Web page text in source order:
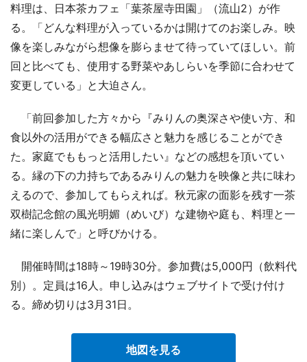
料理は、日本茶カフェ「葉茶屋寺田園」（流山2）が作
る。「どんな料理が入っているかは開けてのお楽しみ。映
像を楽しみながら想像を膨らませて待っていてほしい。前
回と比べても、使用する野菜やあしらいを季節に合わせて
変更している」と大迫さん。
「前回参加した方々から『みりんの奥深さや使い方、和
食以外の活用ができる幅広さと魅力を感じることができ
た。家庭でももっと活用したい』などの感想を頂いてい
る。縁の下の力持ちであるみりんの魅力を映像と共に味わ
えるので、参加してもらえれば。秋元家の面影を残す一茶
双樹記念館の風光明媚（めいび）な建物や庭も、料理と一
緒に楽しんで」と呼びかける。
開催時間は18時～19時30分。参加費は5,000円（飲料代
別）。定員は16人。申し込みはウェブサイトで受け付け
る。締め切りは3月31日。
地図を見る